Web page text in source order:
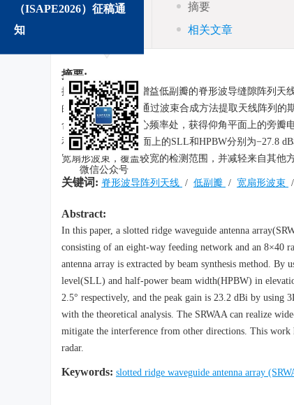
（ISAPE2026）征稿通
知
微信公众号
摘要
摘要
相关文章
摘要:
提出了一种具有高增益低副瓣的脊形波导缝隙阵列天
的8×40辐射缝隙。通过波束合成方法提取天线阵列
合仿真计算，在中心频率处，获得仰角平面上的旁瓣
和54.5°、方位角平面上的SLL和HPBW分别为−27.8
宽扇形波束，覆盖较宽的检测范围，并减轻来自其他
关键词: 脊形波导阵列天线 / 低副瓣 / 宽扇形波束 /
Abstract:
In this paper, a slotted ridge waveguide antenna
consisting of an eight-way feeding network and an 8×40
antenna array is extracted by beam synthesis method.
level(SLL) and half-power beam width(HPBW) in
2.5° respectively, and the peak gain is 23.2 dBi by using
with the theoretical analysis. The SRWAA can realize
mitigate the interference from other directions. This
radar.
Keywords: slotted ridge waveguide antenna array